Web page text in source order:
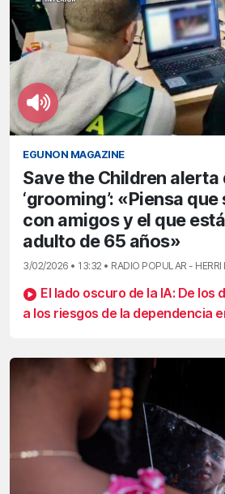
EGUNON MAGAZINE
Save the Children alerta
‘grooming’: «Piensa
con amigos y el que
adulto de 65 años»
3/02/2026 • 13:32 • RADIO POPULAR - HERRI
El lado oscuro de la IA: De los
a los riesgos de la dependencia